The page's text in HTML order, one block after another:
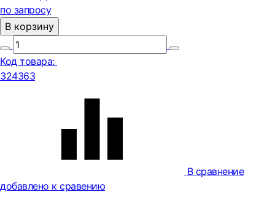
по запросу
В корзину
Код товара:
324363
В сравнение
добавлено к сравению